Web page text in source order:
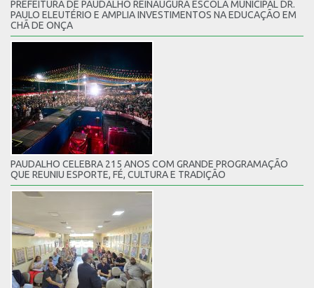
PREFEITURA DE PAUDALHO REINAUGURA ESCOLA MUNICIPAL DR.
PAULO ELEUTÉRIO E AMPLIA INVESTIMENTOS NA EDUCAÇÃO EM
CHÃ DE ONÇA
PAUDALHO CELEBRA 215 ANOS COM GRANDE PROGRAMAÇÃO
QUE REUNIU ESPORTE, FÉ, CULTURA E TRADIÇÃO